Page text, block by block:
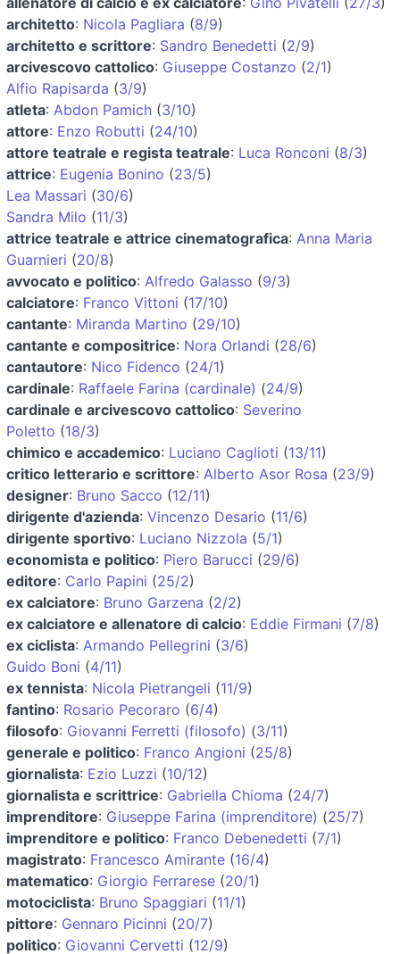
architetto: Nicola Pagliara (8/9)
architetto e scrittore: Sandro Benedetti (2/9)
arcivescovo cattolico: Giuseppe Costanzo (2/1)
Alfio Rapisarda (3/9)
atleta: Abdon Pamich (3/10)
attore: Enzo Robutti (24/10)
attore teatrale e regista teatrale: Luca Ronconi (8/3)
attrice: Eugenia Bonino (23/5)
Lea Massari (30/6)
Sandra Milo (11/3)
attrice teatrale e attrice cinematografica: Anna Maria
Guarnieri (20/8)
avvocato e politico: Alfredo Galasso (9/3)
calciatore: Franco Vittoni (17/10)
cantante: Miranda Martino (29/10)
cantante e compositrice: Nora Orlandi (28/6)
cantautore: Nico Fidenco (24/1)
cardinale: Raffaele Farina (cardinale) (24/9)
cardinale e arcivescovo cattolico: Severino
Poletto (18/3)
chimico e accademico: Luciano Caglioti (13/11)
critico letterario e scrittore: Alberto Asor Rosa (23/9)
designer: Bruno Sacco (12/11)
dirigente d'azienda: Vincenzo Desario (11/6)
dirigente sportivo: Luciano Nizzola (5/1)
economista e politico: Piero Barucci (29/6)
editore: Carlo Papini (25/2)
ex calciatore: Bruno Garzena (2/2)
ex calciatore e allenatore di calcio: Eddie Firmani (7/8)
ex ciclista: Armando Pellegrini (3/6)
Guido Boni (4/11)
ex tennista: Nicola Pietrangeli (11/9)
fantino: Rosario Pecoraro (6/4)
filosofo: Giovanni Ferretti (filosofo) (3/11)
generale e politico: Franco Angioni (25/8)
giornalista: Ezio Luzzi (10/12)
giornalista e scrittrice: Gabriella Chioma (24/7)
imprenditore: Giuseppe Farina (imprenditore) (25/7)
imprenditore e politico: Franco Debenedetti (7/1)
magistrato: Francesco Amirante (16/4)
matematico: Giorgio Ferrarese (20/1)
motociclista: Bruno Spaggiari (11/1)
pittore: Gennaro Picinni (20/7)
politico: Giovanni Cervetti (12/9)